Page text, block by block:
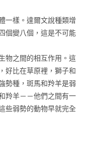
一樣。達爾文說種類增
個變八個，這是不可能
物之間的相互作用。這
好比在草原裡，獅子和
勢種，斑馬和羚羊是弱
羚羊－－他們之間有一
些弱勢的動物早就完全